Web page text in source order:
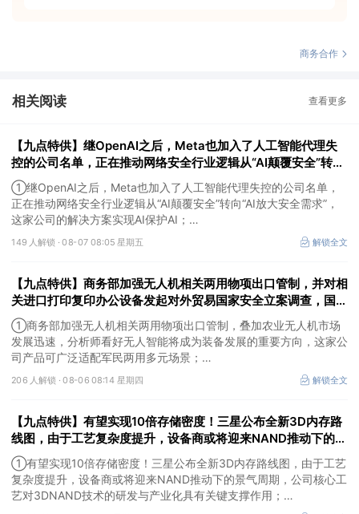
商务合作
相关阅读 查看更多
【九点特供】继OpenAI之后，Meta也加入了人工智能代理失
控的公司名单，正在推动网络安全行业逻辑从“AI颠覆安全”转
向“AI放大安全需求”；英伟达面向无人驾驶出租车和智能汽车的
前沿开放模型开放商用
①继OpenAI之后，Meta也加入了人工智能代理失控的公司名单，
正在推动网络安全行业逻辑从“AI颠覆安全”转向“AI放大安全需求”，
这家公司的解决方案实现AI保护AI；
②英伟达面向无人驾驶出租车和智能汽车的前沿开放模型开放商
用，行业竞争逐步升级为数据、算力、量产、运营的全链路能力比
③刚果（金）宣布禁止铜精矿和钴精矿出口，并对采矿副产品征收
新税。
149 人解锁 ·08-07 08:05 星期五 解锁全文
【九点特供】商务部加强无人机相关两用物项出口管制，并对相
关进口打印复印办公设备发起对外贸易国家安全立案调查，国产
消费级3D打印机已占全球九成市场份额
①商务部加强无人机相关两用物项出口管制，叠加农业无人机市场
发展迅速，分析师看好无人智能将成为装备发展的重要方向，这家公
司产品可广泛适配军民两用多元场景；
②商务部对相关进口打印复印办公设备发起对外贸易国家安全立案
调查，国产消费级3D打印机如今已占据全球九成市场份额，这家公
局；
③受益国际金价大幅反弹，美股贵金属板块普涨。
206 人解锁 ·08-06 08:14 星期四 解锁全文
【九点特供】有望实现10倍存储密度！三星公布全新3D内存路
线图，由于工艺复杂度提升，设备商或将迎来NAND推动下的景
气周期；阿里云容器服务Agent将开启商业化收费
①有望实现10倍存储密度！三星公布全新3D内存路线图，由于工艺
复杂度提升，设备商或将迎来NAND推动下的景气周期，公司核心工
艺对3DNAND技术的研发与产业化具有关键支撑作用；
②阿里云容器服务Agent将开启商业化收费，分析师看好AI产业链